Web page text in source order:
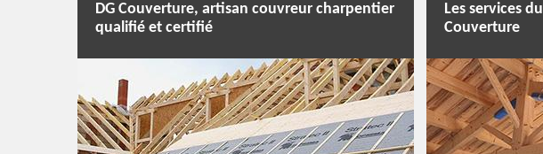
DG Couverture, artisan couvreur charpentier
qualifié et certifié
Les services
Couverture